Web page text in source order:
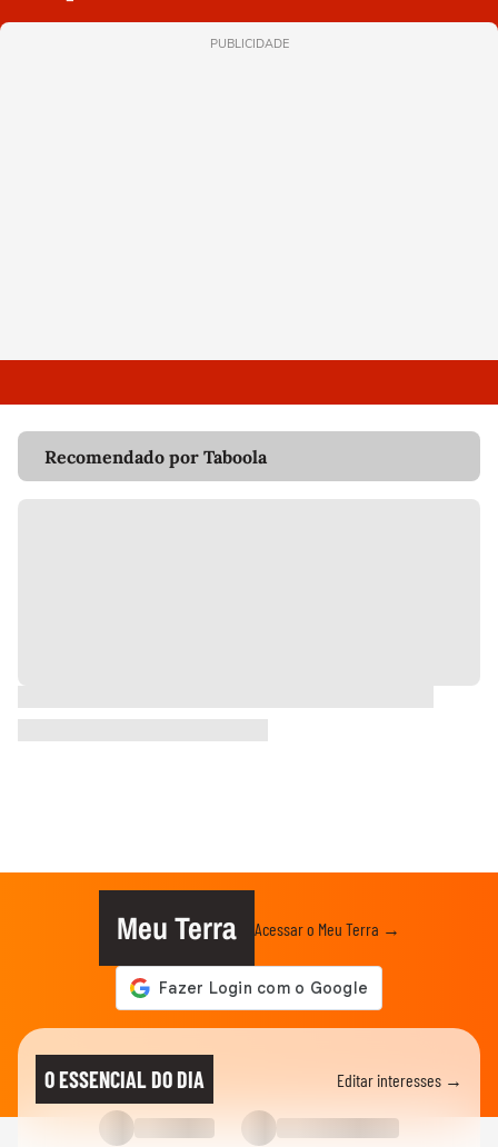
PUBLICIDADE
Recomendado por Taboola
Meu Terra Acessar o Meu Terra →
O ESSENCIAL DO DIA Editar interesses →